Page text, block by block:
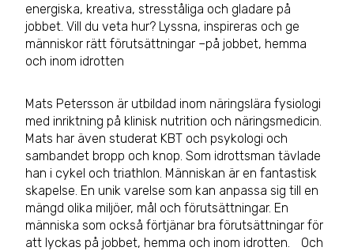
energiska, kreativa, stresståliga och gladare på
jobbet. Vill du veta hur? Lyssna, inspireras och ge
människor rätt förutsättningar –på jobbet, hemma
och inom idrotten
Mats Petersson är utbildad inom näringslära fysiologi
med inriktning på klinisk nutrition och näringsmedicin.
Mats har även studerat KBT och psykologi och
sambandet bropp och knop. Som idrottsman tävlade
han i cykel och triathlon. Människan är en fantastisk
skapelse. En unik varelse som kan anpassa sig till en
mängd olika miljöer, mål och förutsättningar. En
människa som också förtjänar bra förutsättningar för
att lyckas på jobbet, hemma och inom idrotten. Och